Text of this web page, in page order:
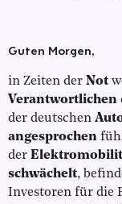
Guten Morgen,
in Zeiten der Not
Verantwortlichen
der deutschen
angesprochen
der
schwächelt,
Investoren für die